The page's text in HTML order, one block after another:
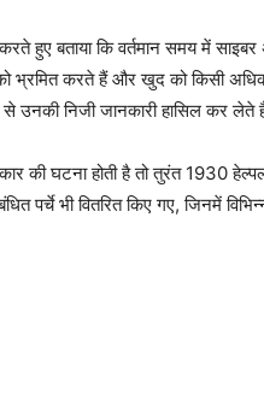
हुए बताया कि वर्तमान समय में
भ्रमित करते हैं और खुद को किसी
उनकी निजी जानकारी हासिल कर लेते
की घटना होती है तो तुरंत 1930
भी वितरित किए गए, जिनमें